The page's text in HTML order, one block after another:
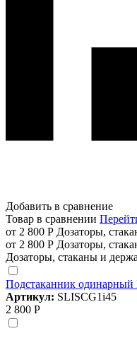
Добавить в сравнение
Товар в сравнении
от 2 800 Р Дозаторы,
от 2 800 Р Дозаторы,
Дозаторы, стаканы и
Подстаканник
Артикул: SLISCG1i45
2 800 Р